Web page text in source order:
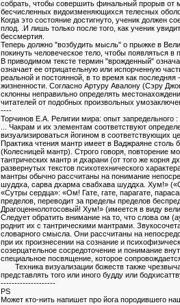
собрать, чтобы совершить финальный прорыв от
бесчисленных видоизменяющихся телесных
Когда это состояние достигнуто, ученик должен
плод. .И лишь только после того, как ученик
бессмертия.
Теперь должно "возбудить мысль" о прыжке в
покинуть человеческое тело, чтобы появляться в
В приводимом тексте термин "врожденный"
означает ее отрицательную или испорченную
реальной и постоянной, в то время как
жизненности. Согласно Артуру Авалону (Сэру
склонны неправильно определять
читателей от подобных произвольных
----
Торчинов Е.А. Религии мира: опыт запредельного
... Чакрам и их элементам соответствуют
визуализироваться йогином в соответствующих
Практика чтения мантр имеет в Ваджраяне столь
(Колесницей мантр). Строго говоря, повторение
тантрических мантр и дхарани (от того же корня
развернутых текстов психотехнического
мантры обычно рассчитаны на понимание
шуддха, сарва дхарма свабхава шуддха. Хум!»
«Сутры сердца»: «Ом! Гате, гате, парагате,
пределов, переводит за пределы пределов
Драгоценнолотосовый! Хум!» (имеется в виду
Следует обратить внимание на то, что слова ом
роднит их с тантрическими мантрами.
словарного смысла. Они рассчитаны на
при их произнесении на сознание и
созерцательное сосредоточение и понимание
специальное посвящение, которое
Техника визуализации божеств также
представлять того или иного будду или
--------------------
PS
Может кто-нить напишет про йога породившего